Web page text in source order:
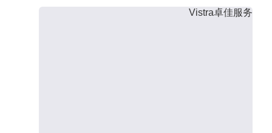
Vistra卓佳服务